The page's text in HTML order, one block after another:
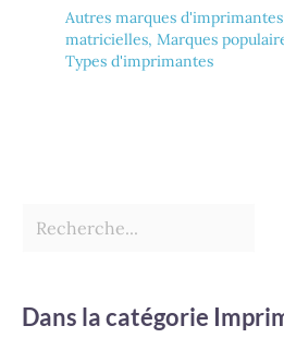
Autres marques d'imprimantes
matricielles, Marques
Types d'imprimantes
Dans la catégorie